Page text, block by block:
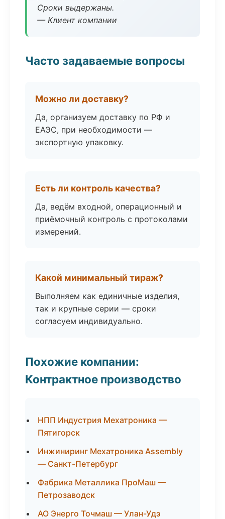
Сроки выдержаны.
— Клиент компании
Часто задаваемые вопросы
Можно ли доставку?
Да, организуем доставку по РФ и
ЕАЭС, при необходимости —
экспортную упаковку.
Есть ли контроль качества?
Да, ведём входной, операционный и
приёмочный контроль с протоколами
измерений.
Какой минимальный тираж?
Выполняем как единичные изделия,
так и крупные серии — сроки
согласуем индивидуально.
Похожие компании:
Контрактное производство
НПП Индустрия Мехатроника —
Пятигорск
Инжиниринг Мехатроника Assembly
— Санкт-Петербург
Фабрика Металлика ПроМаш —
Петрозаводск
АО Энерго Точмаш — Улан-Удэ